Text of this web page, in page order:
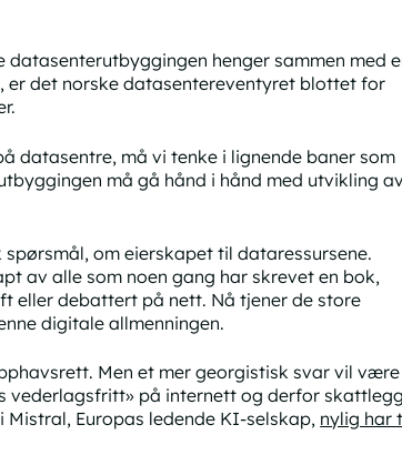
henger sammen med
det norske datasentereventyret blottet for
datasentre, må vi tenke i lignende baner som
må gå hånd i hånd med utvikling av
om eierskapet til dataressursene.
av alle som noen gang har skrevet en bok,
eller debattert på nett. Nå tjener de store
digitale allmenningen.
Men et mer georgistisk svar vil
vederlagsfritt» på internett og derfor
Europas ledende KI-selskap, nylig har